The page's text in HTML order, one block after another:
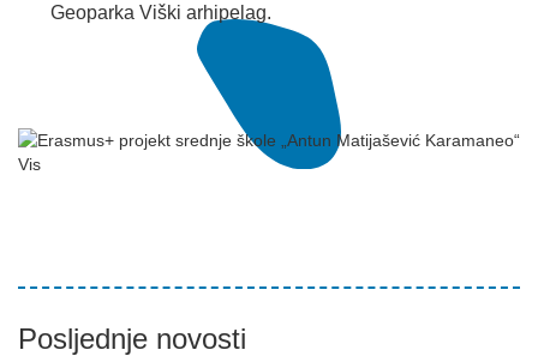
Geoparka Viški arhipelag.
Posljednje novosti